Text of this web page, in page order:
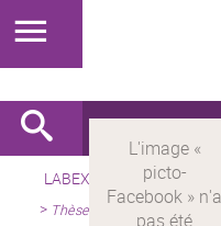
LABEX > LABEX MILYON
> Thèses